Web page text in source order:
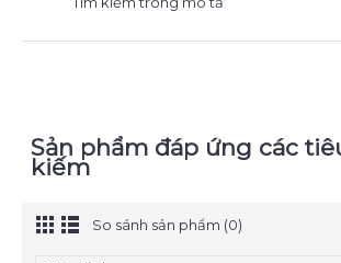
Sản phẩm đáp ứng các
kiếm
So sánh sản phẩm (0)